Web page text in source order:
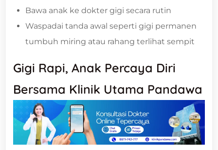
Bawa anak ke dokter gigi secara rutin
Waspadai tanda awal seperti gigi permanen
tumbuh miring atau rahang terlihat sempit
Gigi Rapi, Anak Percaya Diri
Bersama Klinik Utama Pandawa